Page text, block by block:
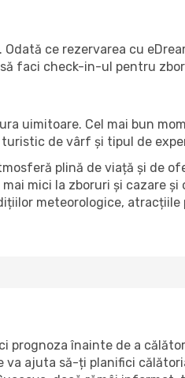
ce rezervarea cu
faci check-in-ul pentru
uimitoare. Cel mai bun
de vârf și tipul de
plină de viață și de
mici la zboruri și cazare și
meteorologice, atracțiile
prognoza înainte de a
va ajuta să-ți planifici